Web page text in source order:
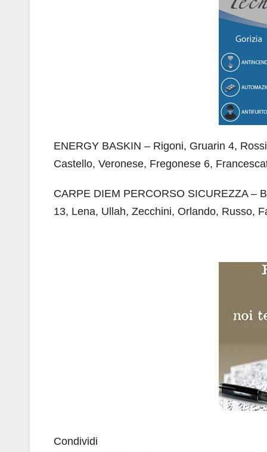
ENERGY BASKIN – Rigoni, Gruarin 4,
Castello, Veronese, Fregonese 6,
CARPE DIEM PERCORSO SICUREZZA –
13, Lena, Ullah, Zecchini, Orlando, Russo,
Condividi